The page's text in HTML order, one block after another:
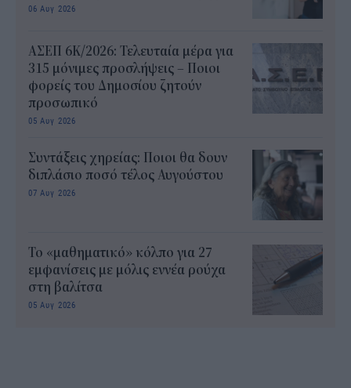
06 Αυγ 2026
ΑΣΕΠ 6Κ/2026: Τελευταία μέρα για
315 μόνιμες προσλήψεις – Ποιοι
φορείς του Δημοσίου ζητούν
προσωπικό
05 Αυγ 2026
Συντάξεις χηρείας: Ποιοι θα δουν
διπλάσιο ποσό τέλος Αυγούστου
07 Αυγ 2026
Το «μαθηματικό» κόλπο για 27
εμφανίσεις με μόλις εννέα ρούχα
στη βαλίτσα
05 Αυγ 2026